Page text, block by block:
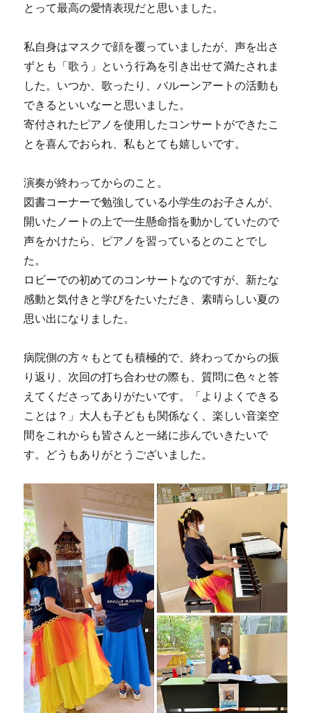
とって最高の愛情表現だと思いました。
私自身はマスクで顔を覆っていましたが、声を出さ
ずとも「歌う」という行為を引き出せて満たされま
した。いつか、歌ったり、バルーンアートの活動も
できるといいなーと思いました。
寄付されたピアノを使用したコンサートができたこ
とを喜んでおられ、私もとても嬉しいです。
演奏が終わってからのこと。
図書コーナーで勉強している小学生のお子さんが、
開いたノートの上で一生懸命指を動かしていたので
声をかけたら、ピアノを習っているとのことでし
た。
ロビーでの初めてのコンサートなのですが、新たな
感動と気付きと学びをたいただき、素晴らしい夏の
思い出になりました。
病院側の方々もとても積極的で、終わってからの振
り返り、次回の打ち合わせの際も、質問に色々と答
えてくださってありがたいです。「よりよくできる
ことは？」大人も子どもも関係なく、楽しい音楽空
間をこれからも皆さんと一緒に歩んでいきたいで
す。どうもありがとうございました。